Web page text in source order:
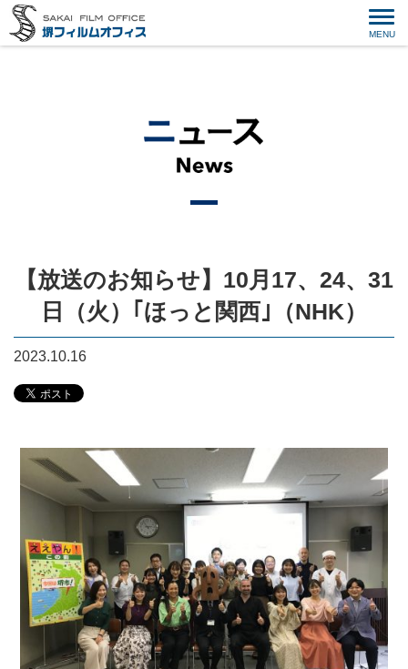
【放送のお知らせ】10月17、24、31
日（火）｢ほっと関西｣（NHK）
2023.10.16